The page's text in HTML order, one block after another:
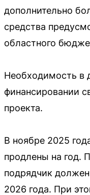
дополнительно
средства
областного
Необходимость в
финансировании
проекта.
В ноябре 2025
продлены на год.
подрядчик
2026 года. При